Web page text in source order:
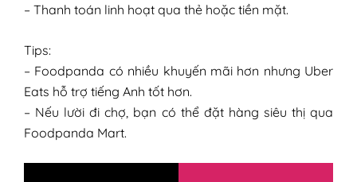
– Thanh toán linh hoạt qua thẻ hoặc tiền mặt.
Tips:
– Foodpanda có nhiều khuyến mãi hơn nhưng Uber
Eats hỗ trợ tiếng Anh tốt hơn.
– Nếu lười đi chợ, bạn có thể đặt hàng siêu thị qua
Foodpanda Mart.